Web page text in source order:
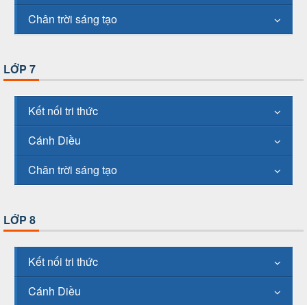
Chân trời sáng tạo
LỚP 7
Kết nối tri thức
Cánh Diều
Chân trời sáng tạo
LỚP 8
Kết nối tri thức
Cánh Diều